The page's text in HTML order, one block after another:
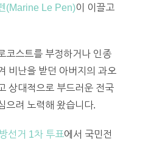
(Marine Le Pen)이 이끌고
코스트를 부정하거나 인종
비난을 받던 아버지의 과오
상대적으로 부드러운 전국
으려 노력해 왔습니다.
선거 1차 투표에서 국민전